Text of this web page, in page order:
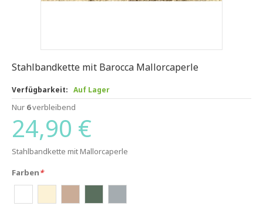
Stahlbandkette mit Barocca Mallorcaperle
Verfügbarkeit: Auf Lager
Nur 6verbleibend
24,90 €
Stahlbandkette mit Mallorcaperle
*
Farben